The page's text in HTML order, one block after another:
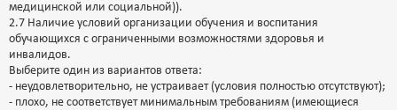
медицинской или социальной)).
2.7 Наличие условий организации обучения и воспитания
обучающихся с ограниченными возможностями здоровья и
инвалидов.
Выберите один из вариантов ответа:
- неудовлетворительно, не устраивает (условия полностью отсутствуют);
- плохо, не соответствует минимальным требованиям (имеющиеся